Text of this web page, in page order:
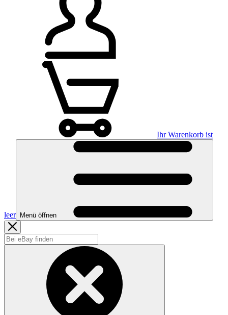
Ihr Warenkorb ist
leer Menü öffnen